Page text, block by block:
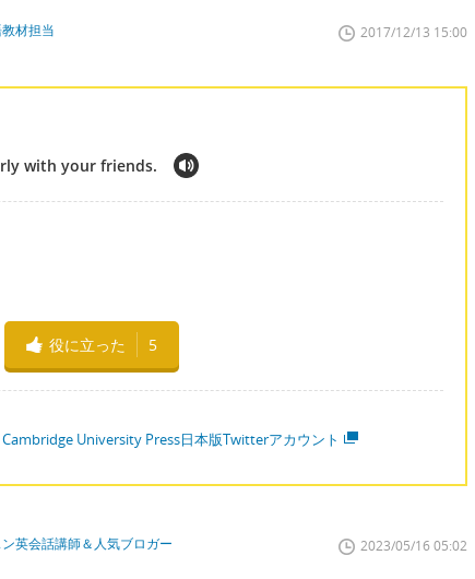
材担当 2017/12/13 15:00
with your friends.
役に立った 5
Cambridge University Press日本版Twitterアカウント
英会話講師＆人気ブロガー 2023/05/16 05:02